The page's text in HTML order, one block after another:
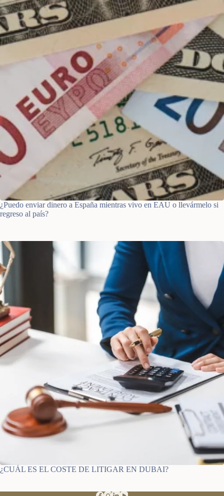
¿Puedo enviar dinero a España mientras vivo en EAU o llevármelo si
regreso al país?
¿CUÁL ES EL COSTE DE LITIGAR EN DUBAI?